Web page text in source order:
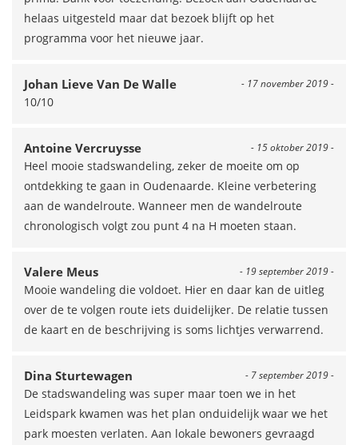
helaas uitgesteld maar dat bezoek blijft op het
programma voor het nieuwe jaar.
- 17 november 2019 -
Johan Lieve Van De Walle
10/10
- 15 oktober 2019 -
Antoine Vercruysse
Heel mooie stadswandeling, zeker de moeite om op
ontdekking te gaan in Oudenaarde. Kleine verbetering
aan de wandelroute. Wanneer men de wandelroute
chronologisch volgt zou punt 4 na H moeten staan.
- 19 september 2019 -
Valere Meus
Mooie wandeling die voldoet. Hier en daar kan de uitleg
over de te volgen route iets duidelijker. De relatie tussen
de kaart en de beschrijving is soms lichtjes verwarrend.
- 7 september 2019 -
Dina Sturtewagen
De stadswandeling was super maar toen we in het
Leidspark kwamen was het plan onduidelijk waar we het
park moesten verlaten. Aan lokale bewoners gevraagd